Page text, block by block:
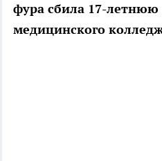
фура сбила 17-летнюю
медицинского